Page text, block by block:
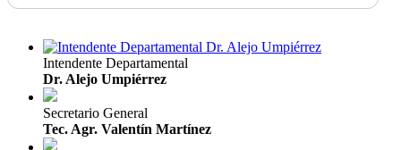
Intendente Departamental
Dr. Alejo Umpiérrez
Secretario General
Tec. Agr. Valentín Martínez